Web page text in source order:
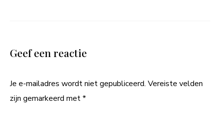
Geef een reactie
Je e-mailadres wordt niet gepubliceerd. Vereiste velden
zijn gemarkeerd met*